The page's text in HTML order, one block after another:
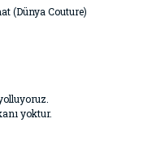
(Dünya Couture)
yoktur.